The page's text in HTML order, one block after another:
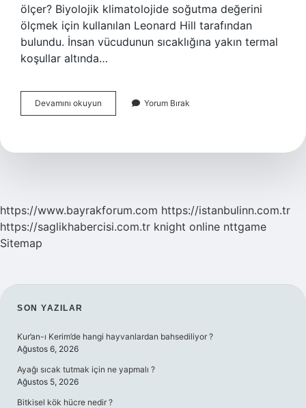
ölçer? Biyolojik klimatolojide soğutma değerini
ölçmek için kullanılan Leonard Hill tarafından
bulundu. İnsan vücudunun sıcaklığına yakın termal
koşullar altında…
Devamını okuyun Dozimetre
Ne
Yorum Bırak
https://www.bayrakforum.com https://istanbulinn.com.tr
https://saglikhabercisi.com.tr knight online nttgame
Sitemap
SIDEBAR
SON YAZILAR
Kur’an-ı Kerim’de hangi hayvanlardan bahsediliyor ?
Ağustos 6, 2026
Ayağı sıcak tutmak için ne yapmalı ?
Ağustos 5, 2026
Bitkisel kök hücre nedir ?